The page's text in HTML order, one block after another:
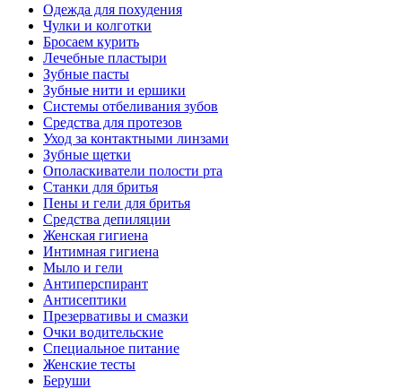
Одежда для похудения
Чулки и колготки
Бросаем курить
Лечебные пластыри
Зубные пасты
Зубные нити и ершики
Системы отбеливания зубов
Средства для протезов
Уход за контактными линзами
Зубные щетки
Ополаскиватели полости рта
Станки для бритья
Пены и гели для бритья
Средства депиляции
Женская гигиена
Интимная гигиена
Мыло и гели
Антиперспирант
Антисептики
Презервативы и смазки
Очки водительские
Специальное питание
Женские тесты
Беруши